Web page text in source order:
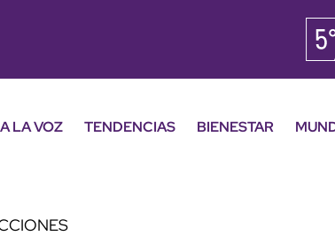
LA VOZ TENDENCIAS BIENESTAR